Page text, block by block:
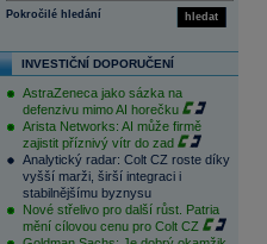
hledat
Pokročilé hledání
INVESTIČNÍ DOPORUČENÍ
AstraZeneca jako sázka na
defenzivu mimo AI horečku
Arista Networks: AI může firmě
zajistit příznivý vítr do zad
Analytický radar: Colt CZ roste díky
vyšší marži, širší integraci i
stabilnějšímu byznysu
Nové střelivo pro další růst. Patria
mění cílovou cenu pro Colt CZ